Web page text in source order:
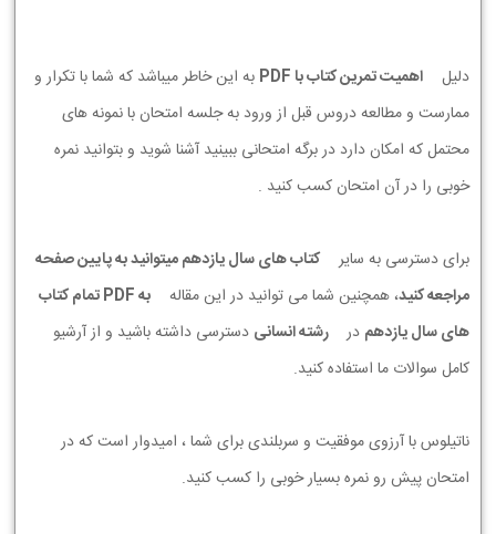
دلیل اهمیت تمرین کتاب با PDF
به این خاطر میباشد که شما با تکرار و
ممارست و مطالعه دروس قبل از ورود به جلسه امتحان با نمونه های
محتمل که امکان دارد در برگه امتحانی ببینید آشنا شوید و بتوانید نمره
خوبی را در آن امتحان کسب کنید .
برای دسترسی به سایر
کتاب های سال یازدهم میتوانید به پایین صفحه
مراجعه کنید، همچنین شما می توانید در این مقاله
به PDF تمام کتاب
های سال یازدهم در رشته انسانی دسترسی داشته باشید و از آرشیو
کامل سوالات ما استفاده کنید.
ناتیلوس با آرزوی موفقیت و سربلندی برای شما ، امیدوار است که در
امتحان پیش رو نمره بسیار خوبی را کسب کنید.